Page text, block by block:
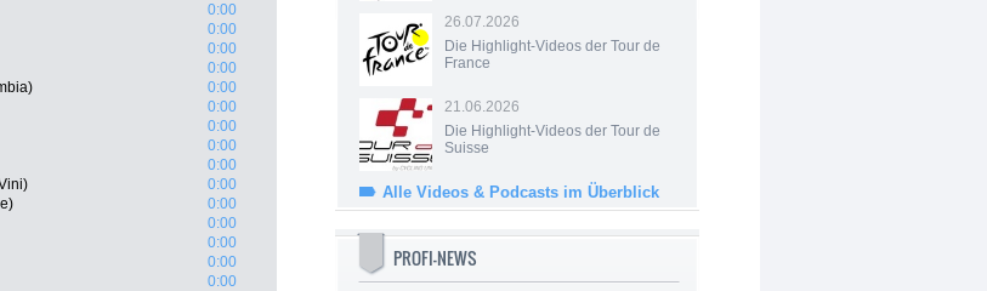
0:00
0:00
0:00
0:00
0:00
0:00
0:00
0:00
0:00
0:00
0:00
0:00
0:00
0:00
0:00
26.07.2026
Die Highlight-Videos der Tour de
France
21.06.2026
Die Highlight-Videos der Tour de
Suisse
Alle Videos & Podcasts im Überblick
PROFI-NEWS